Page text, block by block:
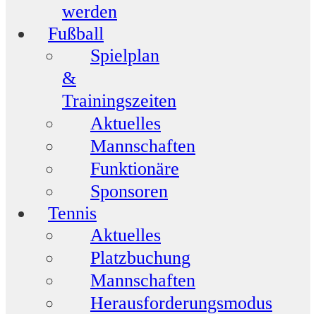
werden
Fußball
Spielplan
&
Trainingszeiten
Aktuelles
Mannschaften
Funktionäre
Sponsoren
Tennis
Aktuelles
Platzbuchung
Mannschaften
Herausforderungsmodus